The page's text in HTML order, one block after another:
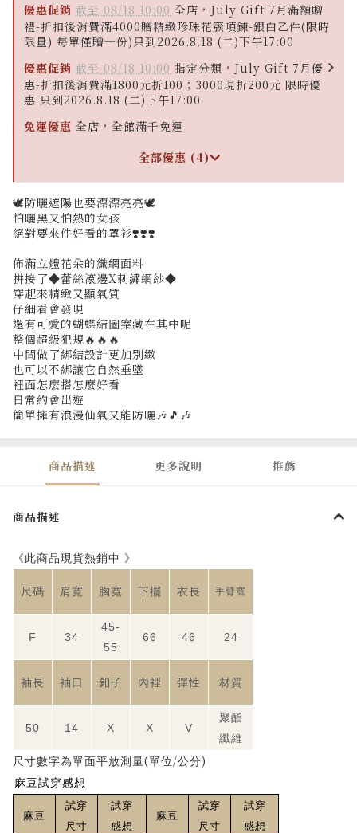
優惠促銷 截至 08/18 10:00 全店，July Gift 7月滿額贈
禮-折扣後消費滿4000贈精緻珍珠花簇項鍊-銀白乙件(限時
限量) 每單僅贈一份)只到2026.8.18 (二)下午17:00
優惠促銷 截至 08/18 10:00 指定分類，July Gift 7月優
惠-折扣後消費滿1800元折100；3000現折200元 限時優
惠 只到2026.8.18 (二)下午17:00
免運優惠 全店，全館滿千免運
全部優惠 (4)
🕊️防曬遮陽也要漂漂亮亮🕊️
怕曬黑又怕熱的女孩
絕對要來件好看的罩衫❣️❣️❣️
佈滿立體花朵的織網面料
拼接了◆蕾絲滾邊X刺繡網紗◆
穿起來精緻又顯氣質
仔細看會發現
還有可愛的蝴蝶結圖案藏在其中呢
整個超級犯規🔥🔥🔥
中間做了綁結設計更加別緻
也可以不綁讓它自然垂墜
裡面怎麼搭怎麼好看
日常約會出遊
簡單擁有浪漫仙氣又能防曬🎶🎵🎶
商品描述 更多說明 推薦
商品描述
《此商品現貨熱銷中 》
尺碼 肩寬 胸寬 下擺 衣長 手臂寬
F 34
45-
55
66 46 24
袖長 袖口 釦子 內裡 彈性 材質
50 14 X X V
聚酯
纖維
尺寸數字為單面平放測量(單位/公分)
麻豆試穿感想
麻豆
試穿
尺寸
試穿
感想
麻豆
試穿
尺寸
試穿
感想